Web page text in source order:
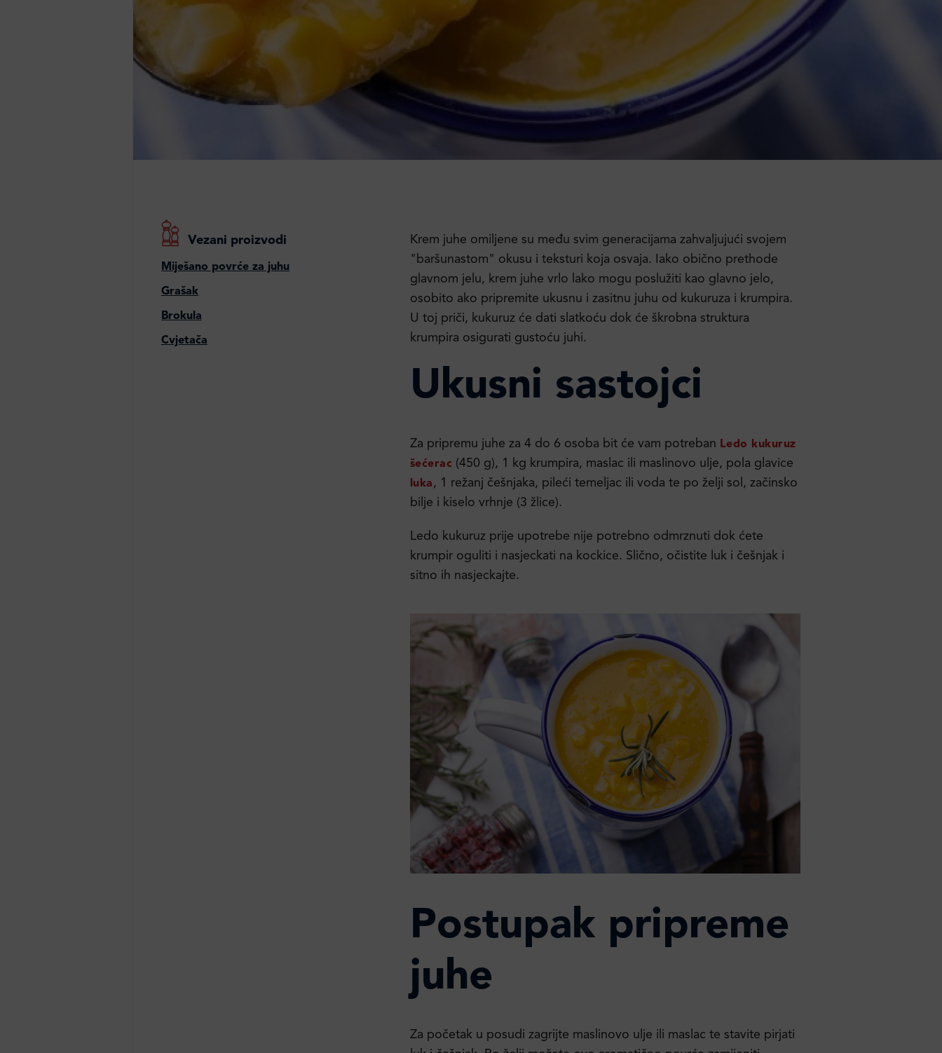
Vezani proizvodi
Miješano povrće za juhu
Grašak
Brokula
Cvjetača
Krem juhe omiljene su među svim generacijama zahvaljujući svojem
"baršunastom" okusu i teksturi koja osvaja. Iako obično prethode
glavnom jelu, krem juhe vrlo lako mogu poslužiti kao glavno jelo,
osobito ako pripremite ukusnu i zasitnu juhu od kukuruza i krumpira.
U toj priči, kukuruz će dati slatkoću dok će škrobna struktura
krumpira osigurati gustoću juhi.
Ukusni sastojci
Za pripremu juhe za 4 do 6 osoba bit će vam potreban
Ledo kukuruz
šećerac (450 g), 1 kg krumpira, maslac ili maslinovo ulje, pola glavice
luka , 1 režanj češnjaka, pileći temeljac ili voda te po želji sol, začinsko
bilje i kiselo vrhnje (3 žlice).
Ledo kukuruz prije upotrebe nije potrebno odmrznuti dok ćete
krumpir oguliti i nasjeckati na kockice. Slično, očistite luk i češnjak i
sitno ih nasjeckajte.
Postupak pripreme
juhe
Za početak u posudi zagrijte maslinovo ulje ili maslac te stavite pirjati